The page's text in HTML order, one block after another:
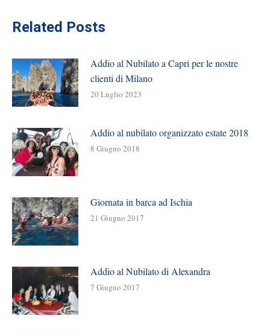
Related Posts
Addio al Nubilato a Capri per le nostre
clienti di Milano
20 Luglio 2023
Addio al nubilato organizzato estate 2018
8 Giugno 2018
Giornata in barca ad Ischia
21 Giugno 2017
Addio al Nubilato di Alexandra
7 Giugno 2017